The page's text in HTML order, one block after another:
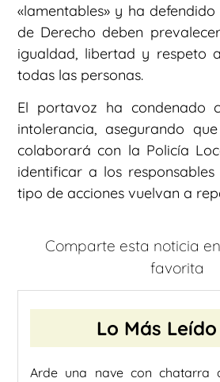
«lamentables» y ha
de Derecho deben
igualdad, libertad y respeto
todas las personas.
El portavoz ha condenado
intolerancia, asegurando
colaborará con la Policía
identificar a los
tipo de acciones vuelvan a
Comparte esta noticia
favorita
Lo Más
Arde una nave con chatarra